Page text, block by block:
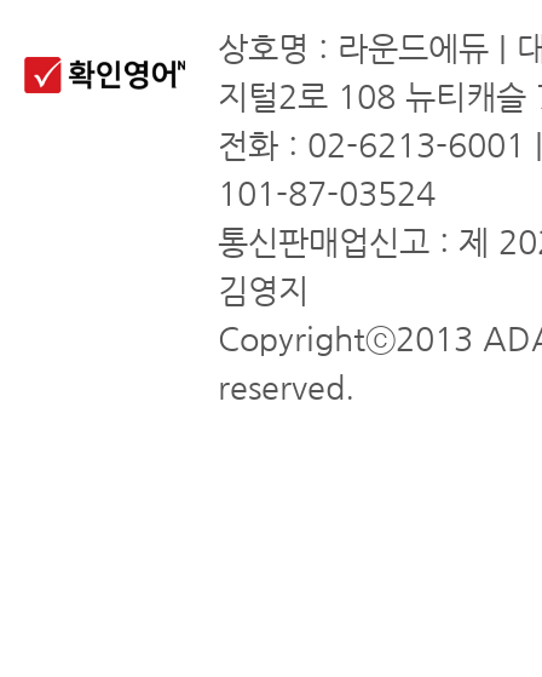
상호명 : 라운드에듀 |
지털2로 108 뉴티캐슬
전화 : 02-6213-6001
101-87-03524
통신판매업신고 : 제
김영지
Copyrightⓒ2013
reserved.